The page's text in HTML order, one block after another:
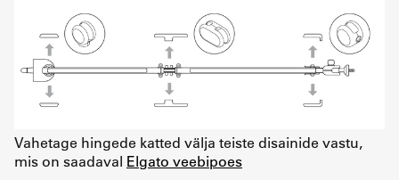
Vahetage hingede katted välja teiste disainide vastu,
mis on saadaval Elgato veebipoes